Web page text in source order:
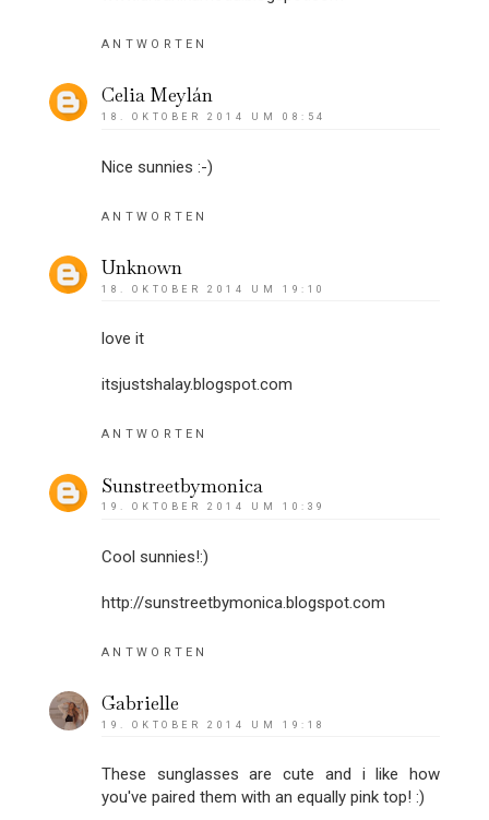
ANTWORTEN
Celia Meylán
18. OKTOBER 2014 UM 08:54
Nice sunnies :-)
ANTWORTEN
Unknown
18. OKTOBER 2014 UM 19:10
love it
itsjustshalay.blogspot.com
ANTWORTEN
Sunstreetbymonica
19. OKTOBER 2014 UM 10:39
Cool sunnies!:)
http://sunstreetbymonica.blogspot.com
ANTWORTEN
Gabrielle
19. OKTOBER 2014 UM 19:18
These sunglasses are cute and i like how
you've paired them with an equally pink top! :)